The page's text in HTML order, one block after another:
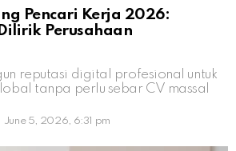
Pencari Kerja 2026:
Perusahaan
reputasi digital profesional untuk
tanpa perlu sebar CV massal
June 5, 2026, 6:31 pm